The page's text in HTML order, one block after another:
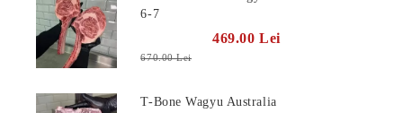
6-7
469.00 Lei
670.00 Lei
T-Bone Wagyu Australia